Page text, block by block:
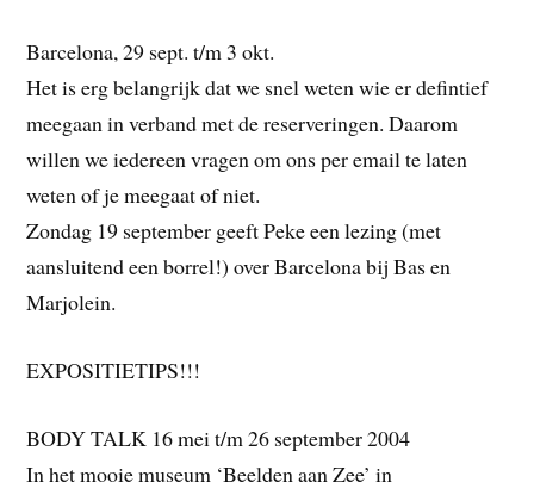
Barcelona, 29 sept. t/m 3 okt.
Het is erg belangrijk dat we snel weten wie er defintief
meegaan in verband met de reserveringen. Daarom
willen we iedereen vragen om ons per email te laten
weten of je meegaat of niet.
Zondag 19 september geeft Peke een lezing (met
aansluitend een borrel!) over Barcelona bij Bas en
Marjolein.
EXPOSITIETIPS!!!
BODY TALK 16 mei t/m 26 september 2004
In het mooie museum ‘Beelden aan Zee’ in